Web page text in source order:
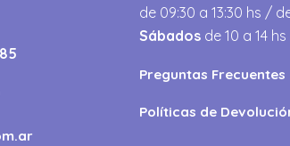
de 09:30 a 13:30 hs /
Sábados de 10 a 14 hs
Preguntas Frecuentes
Políticas de